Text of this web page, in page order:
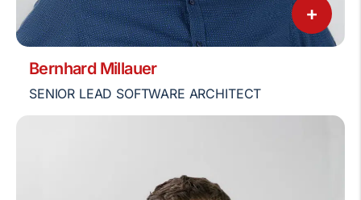
+
Bernhard Millauer
SENIOR LEAD SOFTWARE ARCHITECT